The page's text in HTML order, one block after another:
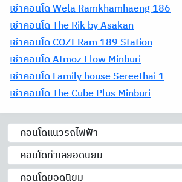
เช่าคอนโด Wela Ramkhamhaeng 186
เช่าคอนโด The Rik by Asakan
เช่าคอนโด COZI Ram 189 Station
เช่าคอนโด Atmoz Flow Minburi
เช่าคอนโด Family house Sereethai 1
เช่าคอนโด The Cube Plus Minburi
คอนโดแนวรถไฟฟ้า
คอนโดทำเลยอดนิยม
คอนโดยอดนิยม